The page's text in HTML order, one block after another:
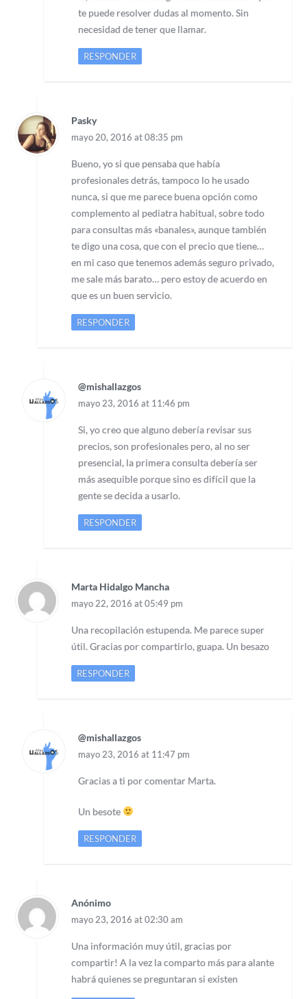
te puede resolver dudas al momento. Sin
necesidad de tener que llamar.
RESPONDER
Pasky
mayo 20, 2016 at 08:35 pm
Bueno, yo si que pensaba que había
profesionales detrás, tampoco lo he usado
nunca, si que me parece buena opción como
complemento al pediatra habitual, sobre todo
para consultas más «banales», aunque también
te digo una cosa, que con el precio que tiene…
en mi caso que tenemos además seguro privado,
me sale más barato… pero estoy de acuerdo en
que es un buen servicio.
RESPONDER
@mishallazgos
mayo 23, 2016 at 11:46 pm
Si, yo creo que alguno debería revisar sus
precios, son profesionales pero, al no ser
presencial, la primera consulta debería ser
más asequible porque sino es difícil que la
gente se decida a usarlo.
RESPONDER
Marta Hidalgo Mancha
mayo 22, 2016 at 05:49 pm
Una recopilación estupenda. Me parece super
útil. Gracias por compartirlo, guapa. Un besazo
RESPONDER
@mishallazgos
mayo 23, 2016 at 11:47 pm
Gracias a ti por comentar Marta.
Un besote
RESPONDER
Anónimo
mayo 23, 2016 at 02:30 am
Una información muy útil, gracias por
compartir! A la vez la comparto más para alante
habrá quienes se preguntaran si existen